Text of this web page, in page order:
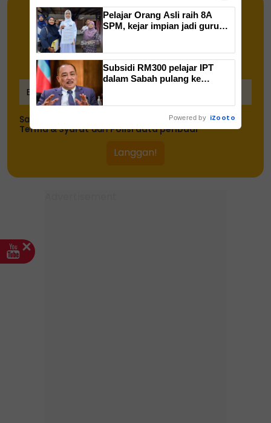
Dapatkan Info semasa pendidikan
terus ke inbox anda!
Saya telah memahami dan bersetuju dengan
Terma & SyaratdanPolisi data peribadi
Pelajar Orang Asli raih 8A
SPM, kejar impian jadi guru
Subsidi RM300 pelajar IPT
dalam Sabah pulang ke
Powered by iZooto